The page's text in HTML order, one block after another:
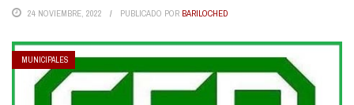
24 NOVIEMBRE, 2022 PUBLICADO POR BARILOCHED
MUNICIPALES